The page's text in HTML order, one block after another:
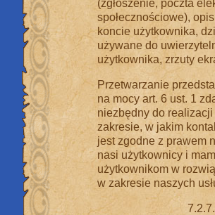
(zgłoszenie, poczta
społecznościowe),
koncie użytkownika,
używane do
użytkownika, zrzuty
Przetwarzanie
na mocy art. 6 ust. 1
niezbędny do
zakresie, w jakim
jest zgodne z prawem
nasi użytkownicy i
użytkownikom w
w zakresie naszych